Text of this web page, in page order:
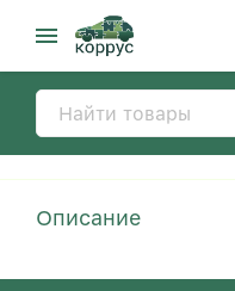
Описание